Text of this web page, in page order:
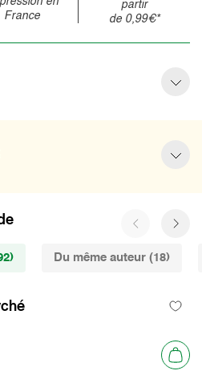
France
partir
de 0,99€*
Du même auteur (18)